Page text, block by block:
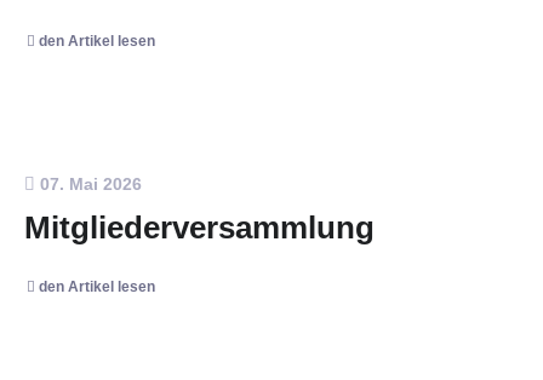
den Artikel lesen
07. Mai 2026
Mitgliederversammlung
den Artikel lesen